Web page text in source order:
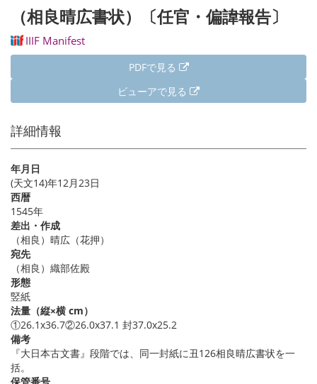
（相良晴広書状）〔任官・偏諱報告〕
IIIF Manifest
PDFで見る
ビューアで見る
詳細情報
年月日
(天文14)年12月23日
西暦
1545年
差出・作成
（相良）晴広（花押）
宛先
（相良）織部佐殿
形態
竪紙
法量（縦×横 cm）
①26.1x36.7②26.0x37.1 封37.0x25.2
備考
『大日本古文書』段階では、同一封紙に丑126相良晴広書状を一
括。